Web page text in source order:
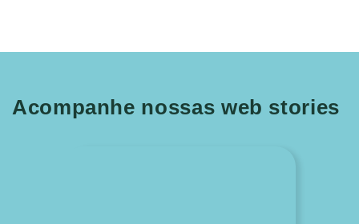
Acompanhe nossas web stories